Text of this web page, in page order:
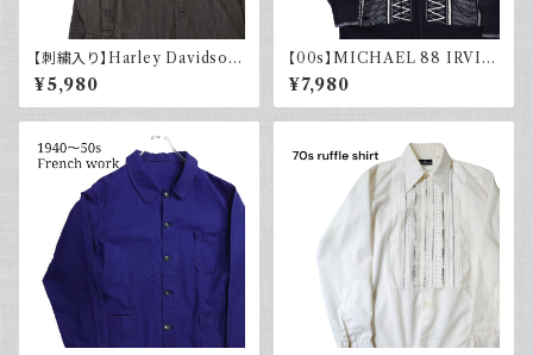
【刺繍入り】Harley Davidson
ハーレーダビッドソン 長袖シャ
ツ 古着 ノーカラー
¥5,980
【00s】MICHAEL 88 IRVIN
デザインニット ジップアップ エ
ルボーパッチ 古着 レトロ モード
アクリル
¥7,980